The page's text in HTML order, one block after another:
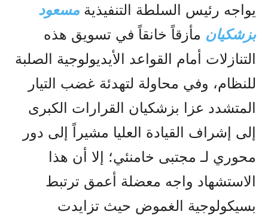
يواجه رئيس السلطة التنفيذية مسعود
بزشكيان مأزقاً خانقاً في تسويق هذه
التنازلات أمام القواعد الأيديولوجية الصلبة
للنظام، وفي محاولة لتهدئة غضب التيار
المتشدد عزا بزشكيان القرارات الكبرى
إلى إشراف القيادة العليا مشيراً إلى دور
محوري لـ مجتبى خامنئي؛ إلا أن هذا
الاستشهاد واجه معضلة أعمق ترتبط
بسيكولوجية الغموض حيث تزايدت